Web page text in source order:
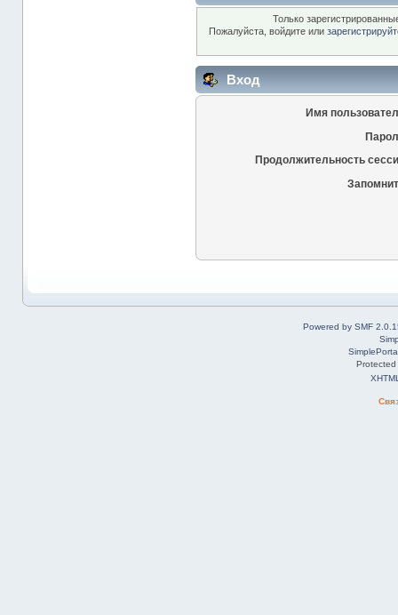
Только
Пожалуйста, войдите или
Вход
Имя
Продолжительность
Powered by SMF